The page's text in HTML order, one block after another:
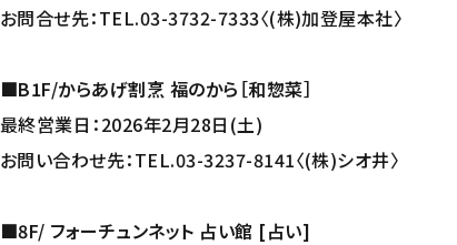
お問合せ先：TEL.03-3732-7333〈(株)加登屋本社〉
■B1F/からあげ割烹 福のから［和惣菜］
最終営業日：2026年2月28日(土)
お問い合わせ先：TEL.03-3237-8141〈(株)シオ井〉
■8F/ フォーチュンネット 占い館 [占い]